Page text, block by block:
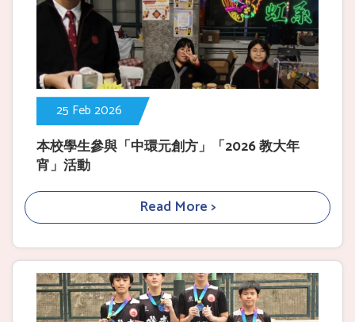
25 Feb 2026
本校學生參與「中環元創方」「2026 教大年
宵」活動
Read More >